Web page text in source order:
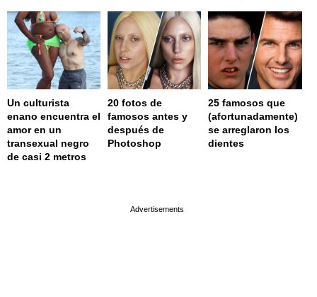
Un culturista
enano encuentra el
amor en un
transexual negro
de casi 2 metros
20 fotos de
famosos antes y
después de
Photoshop
25 famosos que
(afortunadamente)
se arreglaron los
dientes